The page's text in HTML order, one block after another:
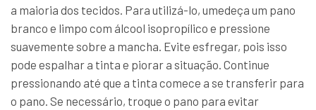
a maioria dos tecidos. Para utilizá-lo, umedeça um pano
branco e limpo com álcool isopropílico e pressione
suavemente sobre a mancha. Evite esfregar, pois isso
pode espalhar a tinta e piorar a situação. Continue
pressionando até que a tinta comece a se transferir para
o pano. Se necessário, troque o pano para evitar